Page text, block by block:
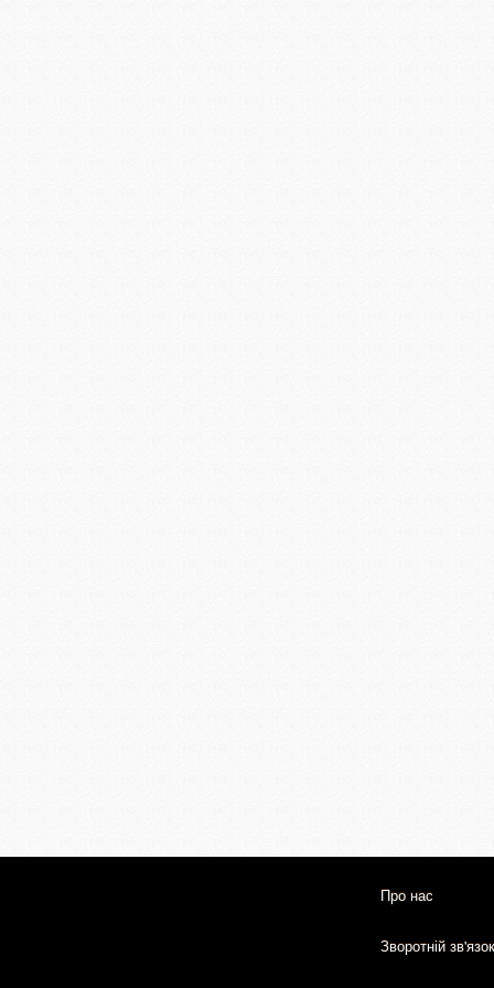
Про нас
Зворотній зв'язок